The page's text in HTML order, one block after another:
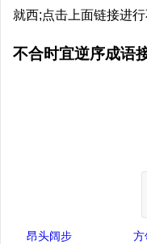
就西;点击上面链接进
不合时宜逆序成语
昂头阔步 方